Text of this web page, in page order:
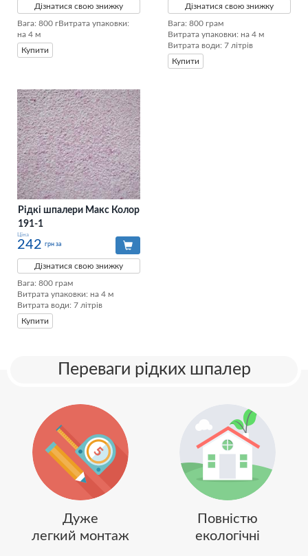
Дізнатися свою знижку
Вага: 800 гВитрата упаковки:
на 4 м
Купити
Дізнатися свою знижку
Вага: 800 грам
Витрата упаковки: на 4 м
Витрата води: 7 літрів
Купити
Рідкі шпалери Макс Колор
191-1
Ціна
242 грн за
Дізнатися свою знижку
Вага: 800 грам
Витрата упаковки: на 4 м
Витрата води: 7 літрів
Купити
Переваги рідких шпалер
Дуже
легкий монтаж
Повністю
екологічні